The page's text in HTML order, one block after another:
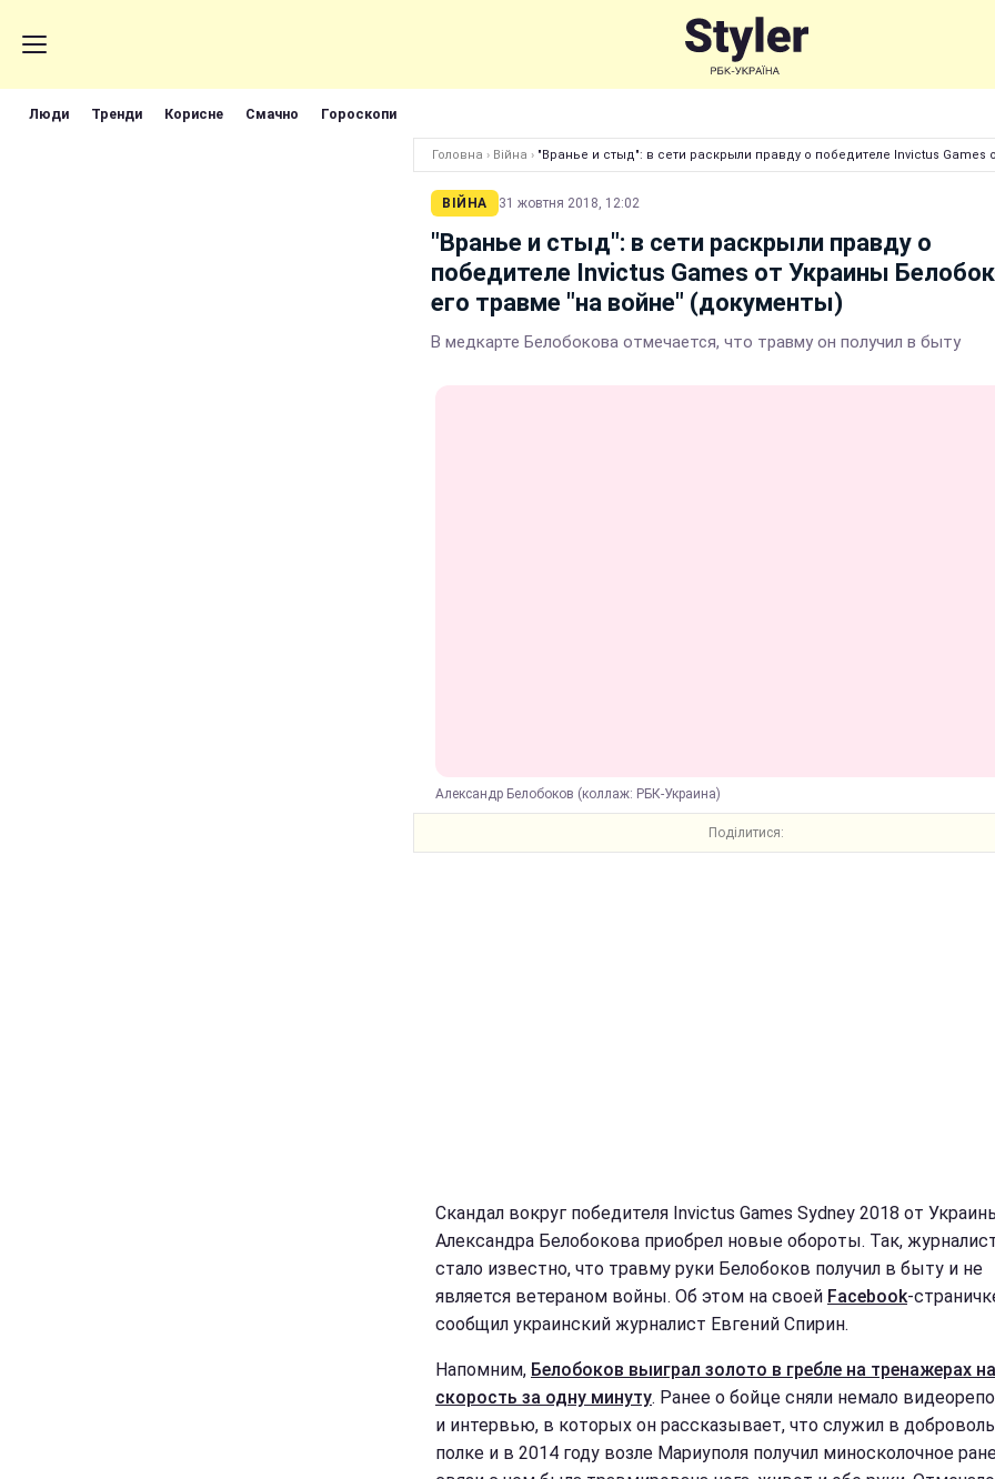
Люди Тренди Корисне Смачно Гороскопи
Головна › Війна › "Вранье и стыд": в сети раскрыли правду о победителе Invictus Games
ВІЙНА 31 жовтня 2018, 12:02
"Вранье и стыд": в сети раскрыли правду о
победителе Invictus Games от Украины
его травме "на войне" (документы)
В медкарте Белобокова отмечается, что травму он получил в быту
Александр Белобоков (коллаж: РБК-Украина)
Поділитися:
Скандал вокруг победителя Invictus Games Sydney 2018 от
Александра Белобокова приобрел новые обороты. Так,
стало известно, что травму руки Белобоков получил в быту и не
является ветераном войны. Об этом на своей Facebook-
сообщил украинский журналист Евгений Спирин.
Напомним, Белобоков выиграл золото в гребле на тренажерах на
скорость за одну минуту. Ранее о бойце сняли немало
и интервью, в которых он рассказывает, что служил в
полке и в 2014 году возле Мариуполя получил миносколочное